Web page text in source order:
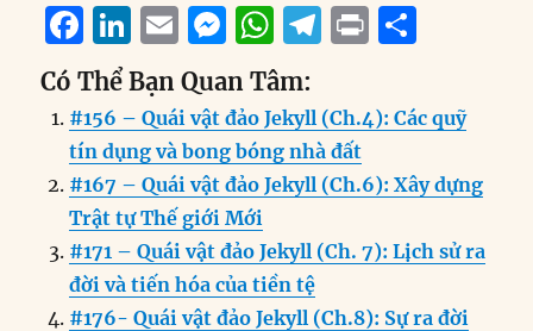
F
a
c
e
b
o
o
k
Li
n
k
e
d
I
n
E
m
ai
l
M
ss
e
n
g
er
W
h
at
s
A
p
T
e
g
r
m
P
n
t
re
Có Thể Bạn Quan Tâm:
#156 – Quái vật đảo Jekyll (Ch.4): Các quỹ
tín dụng và bong bóng nhà đất
#167 – Quái vật đảo Jekyll (Ch.6): Xây dựng
Trật tự Thế giới Mới
#171 – Quái vật đảo Jekyll (Ch. 7): Lịch sử ra
đời và tiến hóa của tiền tệ
#176- Quái vật đảo Jekyll (Ch.8): Sự ra đời